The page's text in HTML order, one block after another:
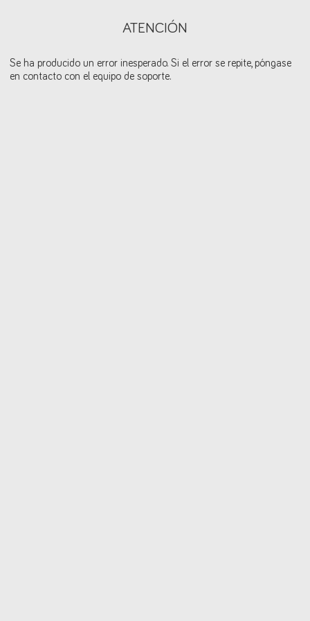
ATENCIÓN
Se ha producido un error inesperado. Si el error se repite, póngase
en contacto con el equipo de soporte.